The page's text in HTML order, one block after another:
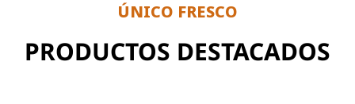
ÚNICO FRESCO
PRODUCTOS DESTACADOS